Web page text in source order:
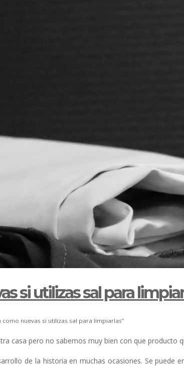
si utilizas sal para
nuevas si utilizas sal para limpiarlas”
casa pero no sabemos muy bien con que producto
de la historia en muchas ocasiones. Se